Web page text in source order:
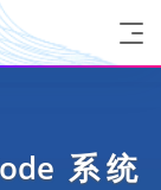
系统